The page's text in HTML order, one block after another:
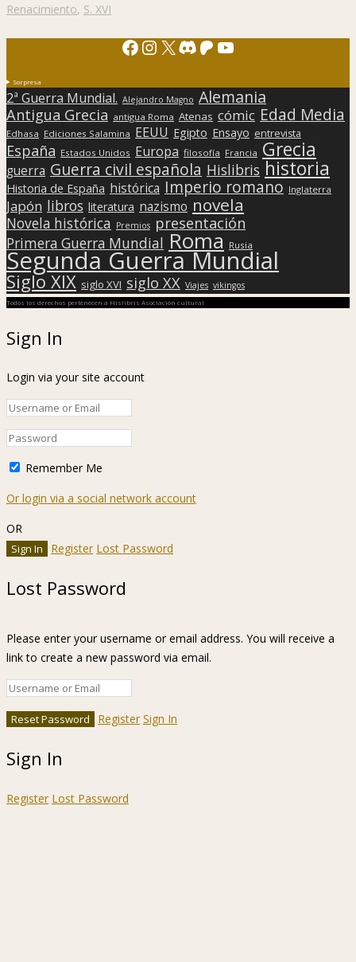
Renacimiento, S. XVI
Facebook
Instagram
X Discord
Patreon
YouTube
Sorpresa
2ª Guerra Mundial. Alejandro Magno Alemania
Antigua Grecia antigua Roma Atenas cómic Edad Media
Edhasa Ediciones Salamina EEUU Egipto Ensayo entrevista
España Estados Unidos Europa filosofía Francia Grecia
guerra Guerra civil española Hislibris historia
Historia de España histórica Imperio romano Inglaterra
Japón libros literatura nazismo novela
Novela histórica Premios presentación
Primera Guerra Mundial Roma Rusia
Segunda Guerra Mundial
Siglo XIX siglo XVI siglo XX Viajes vikingos
Todos los derechos pertenecen a Hislibris Asociación cultural
Sign In
Login via your site account
Remember Me
Or login via a social network account
OR
Register Lost Password
Lost Password
Please enter your username or email address. You will receive a
link to create a new password via email.
Register Sign In
Sign In
Register Lost Password